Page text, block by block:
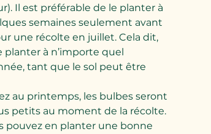
Il est préférable de le planter à
semaines seulement avant
une récolte en juillet. Cela dit,
planter à n’importe quel
tant que le sol peut être
au printemps, les bulbes seront
petits au moment de la récolte.
pouvez en planter une bonne